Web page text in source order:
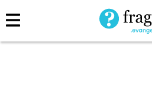
Direkt
zum